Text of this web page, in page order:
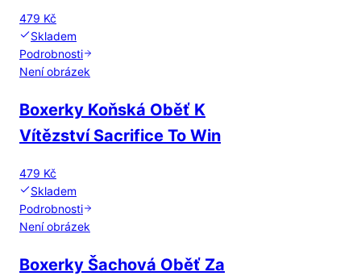
479 Kč
Skladem
Podrobnosti
Není obrázek
Boxerky Koňská Oběť K
Vítězství Sacrifice To Win
479 Kč
Skladem
Podrobnosti
Není obrázek
Boxerky Šachová Oběť Za